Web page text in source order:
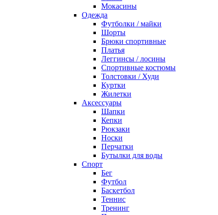
Мокасины
Одежда
Футболки / майки
Шорты
Брюки спортивные
Платья
Леггинсы / лосины
Спортивные костюмы
Толстовки / Худи
Куртки
Жилетки
Аксессуары
Шапки
Кепки
Рюкзаки
Носки
Перчатки
Бутылки для воды
Спорт
Бег
Футбол
Баскетбол
Теннис
Тренинг